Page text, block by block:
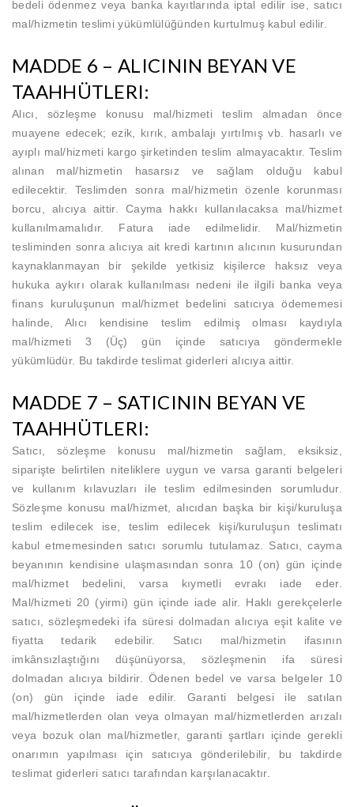
bedeli ödenmez veya banka kayıtlarında iptal edilir ise, satıcı
mal/hizmetin teslimi yükümlülüğünden kurtulmuş kabul edilir.
MADDE 6 – ALICININ BEYAN VE
TAAHHÜTLERI:
Alıcı, sözleşme konusu mal/hizmeti teslim almadan önce
muayene edecek; ezik, kırık, ambalajı yırtılmış vb. hasarlı ve
ayıplı mal/hizmeti kargo şirketinden teslim almayacaktır. Teslim
alınan mal/hizmetin hasarsız ve sağlam olduğu kabul
edilecektir. Teslimden sonra mal/hizmetin özenle korunması
borcu, alıcıya aittir. Cayma hakkı kullanılacaksa mal/hizmet
kullanılmamalıdır. Fatura iade edilmelidir. Mal/hizmetin
tesliminden sonra alıcıya ait kredi kartının alıcının kusurundan
kaynaklanmayan bir şekilde yetkisiz kişilerce haksız veya
hukuka aykırı olarak kullanılması nedeni ile ilgili banka veya
finans kuruluşunun mal/hizmet bedelini satıcıya ödememesi
halinde, Alıcı kendisine teslim edilmiş olması kaydıyla
mal/hizmeti 3 (Üç) gün içinde satıcıya göndermekle
yükümlüdür. Bu takdirde teslimat giderleri alıcıya aittir.
MADDE 7 – SATICININ BEYAN VE
TAAHHÜTLERI:
Satıcı, sözleşme konusu mal/hizmetin sağlam, eksiksiz,
siparişte belirtilen niteliklere uygun ve varsa garanti belgeleri
ve kullanım kılavuzları ile teslim edilmesinden sorumludur.
Sözleşme konusu mal/hizmet, alıcıdan başka bir kişi/kuruluşa
teslim edilecek ise, teslim edilecek kişi/kuruluşun teslimatı
kabul etmemesinden satıcı sorumlu tutulamaz. Satıcı, cayma
beyanının kendisine ulaşmasından sonra 10 (on) gün içinde
mal/hizmet bedelini, varsa kıymetli evrakı iade eder.
Mal/hizmeti 20 (yirmi) gün içinde iade alir. Haklı gerekçelerle
satıcı, sözleşmedeki ifa süresi dolmadan alıcıya eşit kalite ve
fiyatta tedarik edebilir. Satıcı mal/hizmetin ifasının
imkânsızlaştığını düşünüyorsa, sözleşmenin ifa süresi
dolmadan alıcıya bildirir. Ödenen bedel ve varsa belgeler 10
(on) gün içinde iade edilir. Garanti belgesi ile satılan
mal/hizmetlerden olan veya olmayan mal/hizmetlerden arızalı
veya bozuk olan mal/hizmetler, garanti şartları içinde gerekli
onarımın yapılması için satıcıya gönderilebilir, bu takdirde
teslimat giderleri satıcı tarafından karşılanacaktır.